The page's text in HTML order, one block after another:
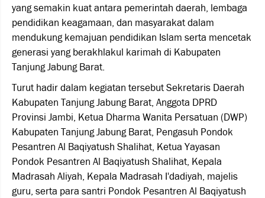
yang semakin kuat antara pemerintah daerah, lembaga
pendidikan keagamaan, dan masyarakat dalam
mendukung kemajuan pendidikan Islam serta mencetak
generasi yang berakhlakul karimah di Kabupaten
Tanjung Jabung Barat.
Turut hadir dalam kegiatan tersebut Sekretaris Daerah
Kabupaten Tanjung Jabung Barat, Anggota DPRD
Provinsi Jambi, Ketua Dharma Wanita Persatuan (DWP)
Kabupaten Tanjung Jabung Barat, Pengasuh Pondok
Pesantren Al Baqiyatush Shalihat, Ketua Yayasan
Pondok Pesantren Al Baqiyatush Shalihat, Kepala
Madrasah Aliyah, Kepala Madrasah I'dadiyah, majelis
guru, serta para santri Pondok Pesantren Al Baqiyatush